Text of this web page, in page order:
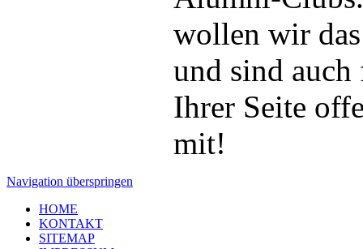
wollen wir
und sind
Ihrer Seite
mit!
Navigation überspringen
HOME
KONTAKT
SITEMAP